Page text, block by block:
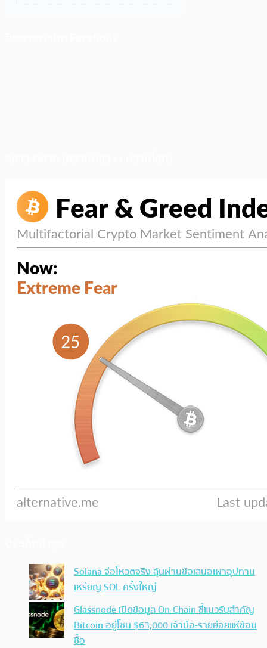
Solana จ่อโหวตจริง ลุ้นผ่านข้อเสนอเผาอุปทาน
เหรียญ SOL ครั้งใหญ่
Glassnode เปิดข้อมูล On-Chain ชี้แนวรับสำคัญ
Bitcoin อยู่โซน $63,000 เจ้ามือ-รายย่อยแห่ช้อน
ซื้อ